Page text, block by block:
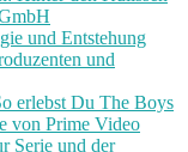
und Entstehung
und
erlebst Du The Boys
von Prime Video
Serie und der